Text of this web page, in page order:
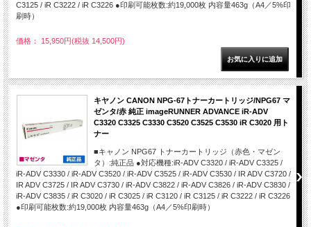
C3125 / iR C3222 / iR C3226 ●印刷可能枚数:約19,000枚 内容量463g（A4／5%印
刷時）
価格： 15,950円(税抜 14,500円)
キヤノン CANON NPG-67トナーカートリッジ/NPG67 マ
ゼンタ/赤 純正 imageRUNNER ADVANCE iR-ADV
C3320 C3325 C3330 C3520 C3525 C3530 iR C3020 用ト
ナー
■キャノン NPG67 トナーカートリッジ（赤色・マゼン
タ）:純正品 ●対応機種:iR-ADV C3320 / iR-ADV C3325 /
iR-ADV C3330 / iR-ADV C3520 / iR-ADV C3525 / iR-ADV C3530 / IR ADV C3720 /
IR ADV C3725 / IR ADV C3730 / iR-ADV C3822 / iR-ADV C3826 / iR-ADV C3830 /
iR-ADV C3835 / iR C3020 / iR C3025 / iR C3120 / iR C3125 / iR C3222 / iR C3226
●印刷可能枚数:約19,000枚 内容量463g（A4／5%印刷時）